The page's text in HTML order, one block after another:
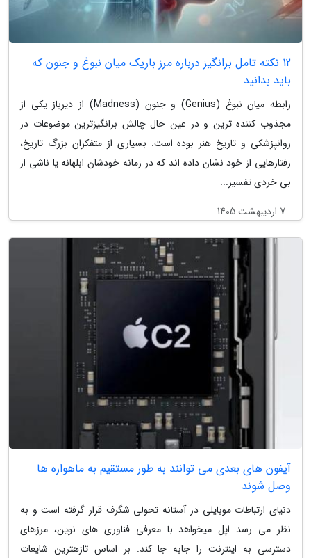
12 نکته تامل برانگیز درباره مرز باریک میان نبوغ و جنون که
باید بدانید
رابطه میان نبوغ (Genius) و جنون (Madness) از دیرباز یکی از
مجذوب کننده ترین و در عین حال چالش برانگیزترین موضوعات در
روانپزشکی و تاریخ هنر بوده است. بسیاری از متفکران بزرگ تاریخ،
رفتارهایی از خود نشان داده اند که در زمانه خودشان ابلهانه یا ناشی از
بی خردی تفسیر...
7 اردیبهشت 1405
آیفون های بعدی می توانند به طور مستقیم به ماهواره ها
وصل شوند
دنیای ارتباطات موبایلی در آستانه تحولی شگرف قرار گرفته است و به
نظر می رسد اپل میخواهد با معرفی فناوری های نوین، مرزهای
دسترسی به اینترنت را جابه جا کند. بر اساس تازهترین شایعات